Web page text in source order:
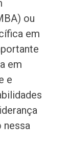
ou
em
em
e
nessa